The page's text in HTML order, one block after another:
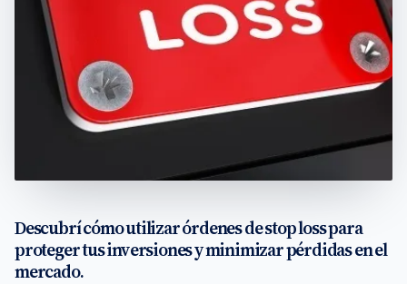
Descubrí cómo utilizar órdenes de stop loss para
proteger tus inversiones y minimizar pérdidas en el
mercado.